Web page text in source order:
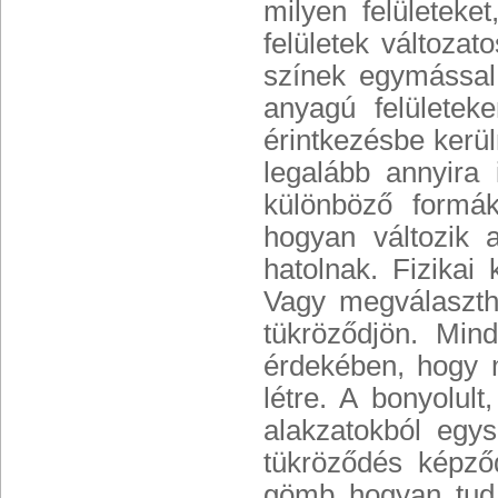
milyen
felületek
színek
anyagú
érintkezésbe
legalább
különböző
hogyan változik
hatolnak. Fizikai
Vagy
tükröződjön.
érdekében, hogy
létre. A
alakzatokból
tükröződés